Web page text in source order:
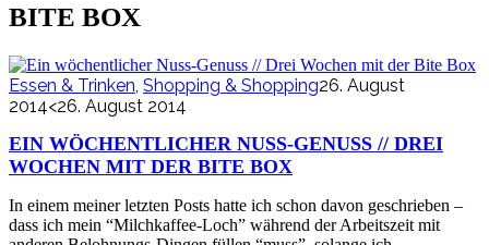
BITE BOX
Essen & Trinken, Shopping & Shopping26. August
2014<26. August 2014
EIN WÖCHENTLICHER NUSS-GENUSS // DREI
WOCHEN MIT DER BITE BOX
In einem meiner letzten Posts hatte ich schon davon geschrieben –
dass ich mein “Milchkaffee-Loch” während der Arbeitszeit mit